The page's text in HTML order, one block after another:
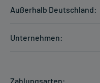
Hilfe
Newsletter
Hausapotheken-Check
Außerhalb Deutschland:
Unternehmen:
Zahlungsarten: